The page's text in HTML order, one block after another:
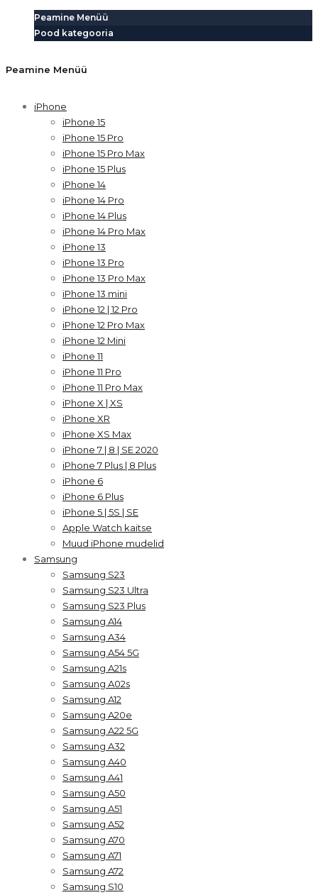
Peamine Menüü
Pood kategooria
Peamine Menüü
iPhone
iPhone 15
iPhone 15 Pro
iPhone 15 Pro Max
iPhone 15 Plus
iPhone 14
iPhone 14 Pro
iPhone 14 Plus
iPhone 14 Pro Max
iPhone 13
iPhone 13 Pro
iPhone 13 Pro Max
iPhone 13 mini
iPhone 12 | 12 Pro
iPhone 12 Pro Max
iPhone 12 Mini
iPhone 11
iPhone 11 Pro
iPhone 11 Pro Max
iPhone X | XS
iPhone XR
iPhone XS Max
iPhone 7 | 8 | SE 2020
iPhone 7 Plus | 8 Plus
iPhone 6
iPhone 6 Plus
iPhone 5 | 5S | SE
Apple Watch kaitse
Muud iPhone mudelid
Samsung
Samsung S23
Samsung S23 Ultra
Samsung S23 Plus
Samsung A14
Samsung A34
Samsung A54 5G
Samsung A21s
Samsung A02s
Samsung A12
Samsung A20e
Samsung A22 5G
Samsung A32
Samsung A40
Samsung A41
Samsung A50
Samsung A51
Samsung A52
Samsung A70
Samsung A71
Samsung A72
Samsung S10